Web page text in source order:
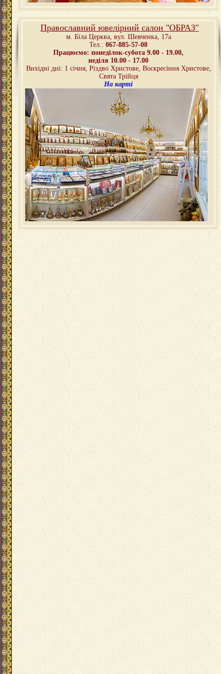
Православний ювелірний салон "ОБРАЗ"
м. Біла Церква, вул. Шевченка, 17а
Тел.: 067-885-57-08
Працюємо: понеділок-субота 9.00 - 19.00,
неділя 10.00 - 17.00
Вихідні дні: 1 січня, Різдво Христове, Воскресіння Христове,
Свята Трійця
На карті